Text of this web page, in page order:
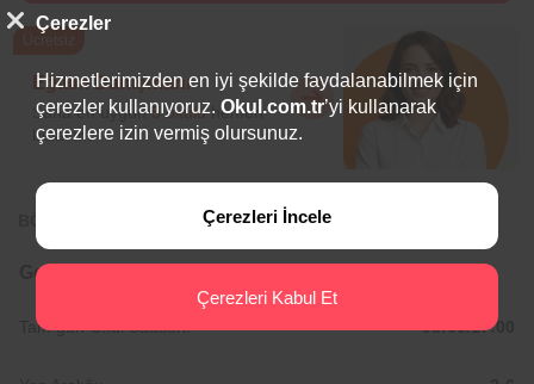
Eğitim Danışmanı
Sana en uygun5 okuluhemen
bulalım.
BÖLGEDE ÖNE ÇIKAN OKULLAR
Genel Bilgiler
Tam gün Okul Saatleri: 08:00/17:00
Çerezler
Hizmetlerimizden en iyi şekilde faydalanabilmek için
çerezler kullanıyoruz. Okul.com.tr’yi kullanarak
çerezlere izin vermiş olursunuz.
Çerezleri İncele
Çerezleri Kabul Et